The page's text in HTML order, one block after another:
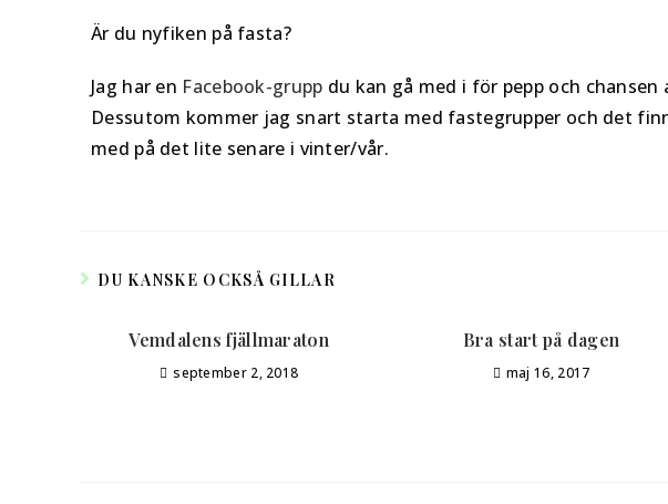
Är du nyfiken på fasta?
Jag har en Facebook-grupp du kan gå med i för pepp och
Dessutom kommer jag snart starta med fastegrupper och det
med på det lite senare i vinter/vår.
DU KANSKE OCKSÅ GILLAR
Vemdalens fjällmaraton
september 2, 2018
Bra start på dagen
maj 16, 2017